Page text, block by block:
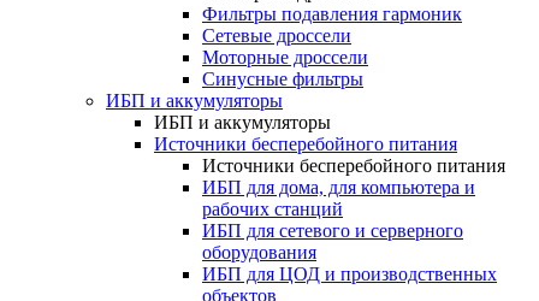
Фильтры подавления гармоник
Сетевые дроссели
Моторные дроссели
Синусные фильтры
ИБП и аккумуляторы
ИБП и аккумуляторы
Источники бесперебойного питания
Источники бесперебойного питания
ИБП для дома, для компьютера и
рабочих станций
ИБП для сетевого и серверного
оборудования
ИБП для ЦОД и производственных
объектов